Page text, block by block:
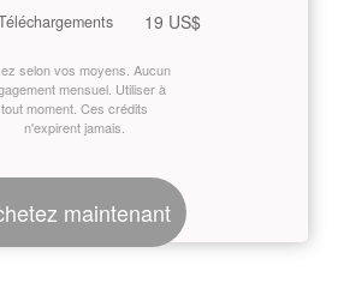
19 US$
selon vos moyens. Aucun
mensuel. Utiliser à
tout moment. Ces crédits
n'expirent jamais.
maintenant